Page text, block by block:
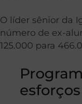
O líder sênior da
número de ex-
125.000 para